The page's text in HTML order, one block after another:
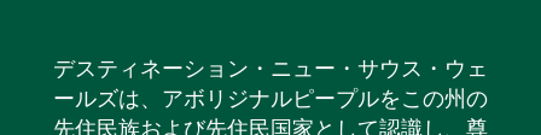
デスティネーション・ニュー・サウス・ウェ
ールズは、アボリジナルピープルをこの州の
先住民族および先住民国家として認識し、尊